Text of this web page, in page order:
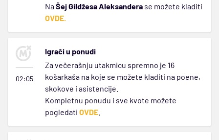
NaŠej Gildžesa Aleksandera se možete kladiti
OVDE.
02:05
Igrači u ponudi
Za večerašnju utakmicu spremno je 16
košarkaša na koje se možete kladiti na poene,
skokove i asistencije.
Kompletnu ponudu i sve kvote možete
pogledati OVDE